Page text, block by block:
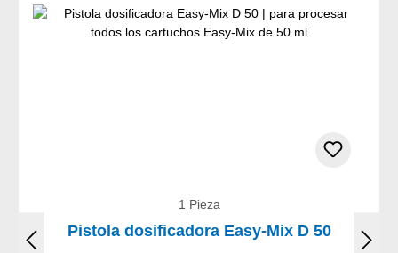
1 Pieza
Pistola dosificadora Easy-Mix D 50